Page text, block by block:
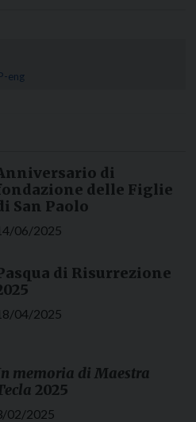
eng
di
delle Figlie
San Paolo
06/2025
di Risurrezione
04/2025
memoria di Maestra
2025
02/2025